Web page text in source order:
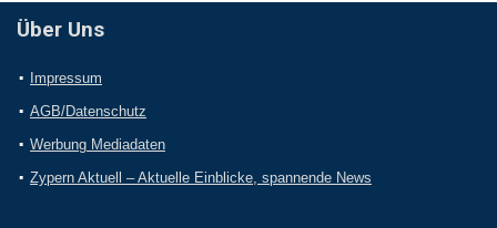
Über Uns
Impressum
AGB/Datenschutz
Werbung Mediadaten
Zypern Aktuell – Aktuelle Einblicke, spannende News